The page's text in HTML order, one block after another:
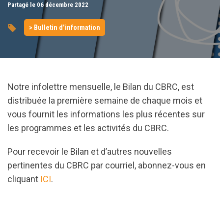
Partagé le 06décembre 2022
> Bulletin d’information
Notre infolettre mensuelle, le Bilan du CBRC, est
distribuée la première semaine de chaque mois et
vous fournit les informations les plus récentes sur
les programmes et les activités du CBRC.
Pour recevoir le Bilan et d’autres nouvelles
pertinentes du CBRC par courriel, abonnez-vous en
cliquant ICI.